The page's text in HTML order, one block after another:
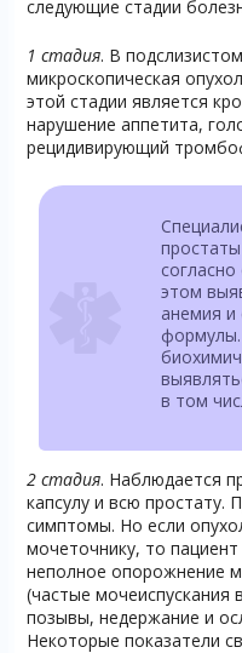
следующие стадии
1 стадия. В
микроскопическая
этой стадии является
нарушение аппетита,
рецидивирующий
этом
анемия и
в том
2 стадия. Наблюдается
капсулу и всю простату.
симптомы. Но если
мочеточнику, то
неполное опорожнение
(частые
позывы, недержание и
Некоторые показатели